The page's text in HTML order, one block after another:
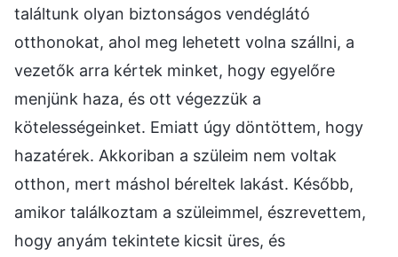
találtunk olyan biztonságos vendéglátó
otthonokat, ahol meg lehetett volna szállni, a
vezetők arra kértek minket, hogy egyelőre
menjünk haza, és ott végezzük a
kötelességeinket. Emiatt úgy döntöttem, hogy
hazatérek. Akkoriban a szüleim nem voltak
otthon, mert máshol béreltek lakást. Később,
amikor találkoztam a szüleimmel, észrevettem,
hogy anyám tekintete kicsit üres, és